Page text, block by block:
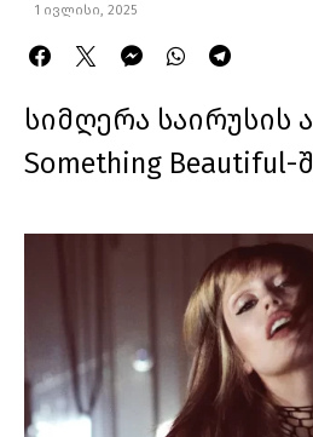
1 ივლისი, 2025
სიმღერა საირუსის
Something Beautiful-